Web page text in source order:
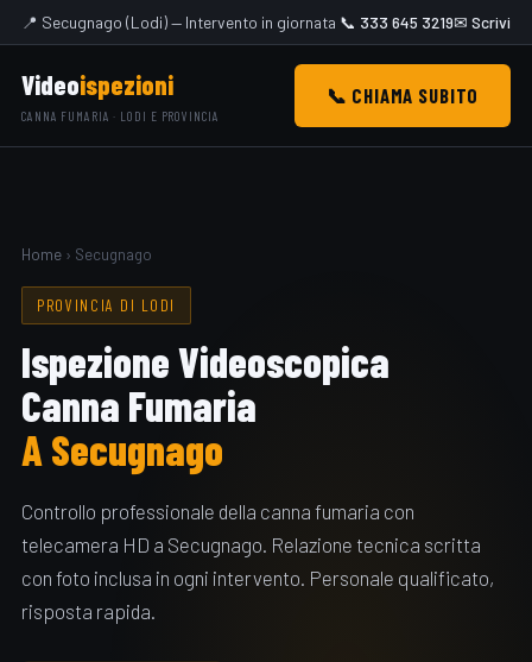
📍 Secugnago (Lodi) — Intervento in giornata 📞 333 645 3219✉ Scrivi
Videoispezioni
CANNA FUMARIA · LODI E PROVINCIA
📞 CHIAMA SUBITO
Home› Secugnago
PROVINCIA DI LODI
Ispezione Videoscopica
Canna Fumaria
A Secugnago
Controllo professionale della canna fumaria con
telecamera HD a Secugnago. Relazione tecnica scritta
con foto inclusa in ogni intervento. Personale qualificato,
risposta rapida.